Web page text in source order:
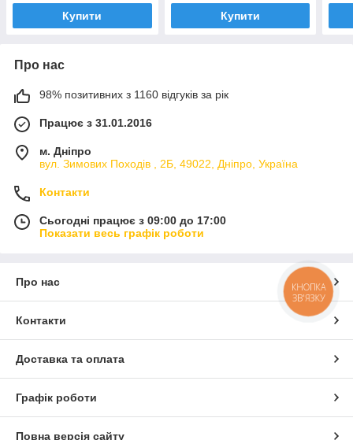
Купити Купити
Про нас
98% позитивних з 1160 відгуків за рік
Працює з 31.01.2016
м. Дніпро
вул. Зимових Походiв , 2Б, 49022, Дніпро, Україна
Контакти
Сьогодні працює з 09:00 до 17:00
Показати весь графік роботи
Про нас
Контакти
Доставка та оплата
Графік роботи
Повна версія сайту
КНОПКА
ЗВ'ЯЗКУ